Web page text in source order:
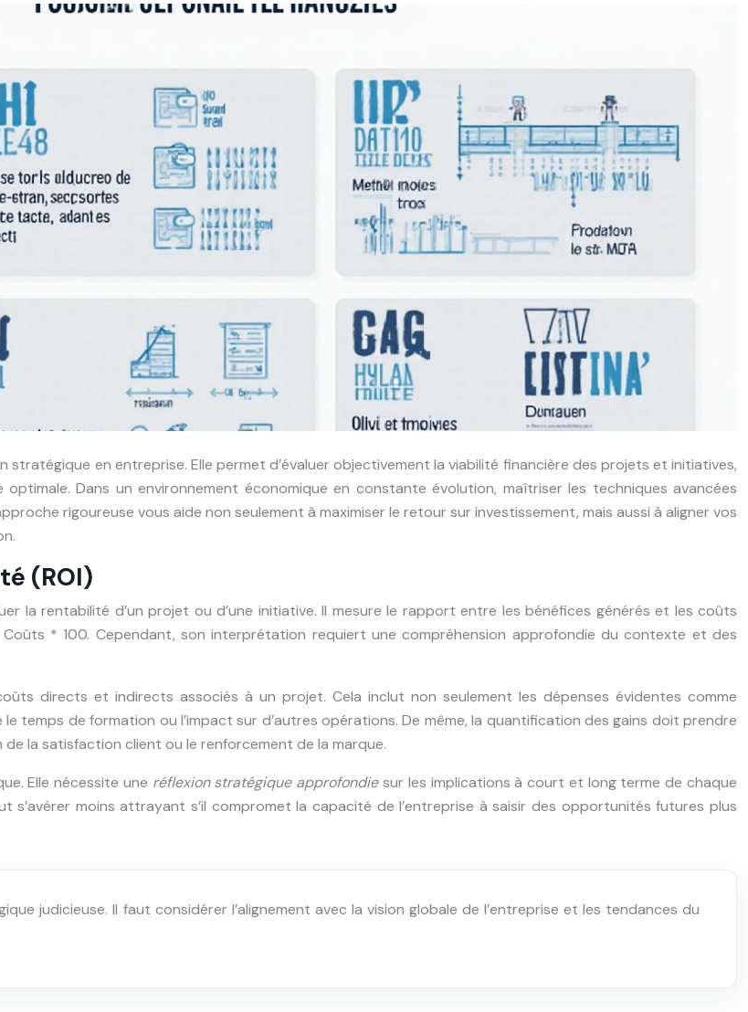
stratégique en entreprise. Elle permet d’évaluer objectivement la viabilité financière des projets et initiatives,
Dans un environnement économique en constante évolution, maîtriser les techniques avancées
rigoureuse vous aide non seulement à maximiser le retour sur investissement, mais aussi à aligner vos
(ROI)
la rentabilité d’un projet ou d’une initiative. Il mesure le rapport entre les bénéfices générés et les coûts
* 100. Cependant, son interprétation requiert une compréhension approfondie du contexte et des
directs et indirects associés à un projet. Cela inclut non seulement les dépenses évidentes comme
temps de formation ou l’impact sur d’autres opérations. De même, la quantification des gains doit prendre
la satisfaction client ou le renforcement de la marque.
Elle nécessite une réflexion stratégique approfondiesur les implications à court et long terme de chaque
s’avérer moins attrayant s’il compromet la capacité de l’entreprise à saisir des opportunités futures plus
judicieuse. Il faut considérer l’alignement avec la vision globale de l’entreprise et les tendances du